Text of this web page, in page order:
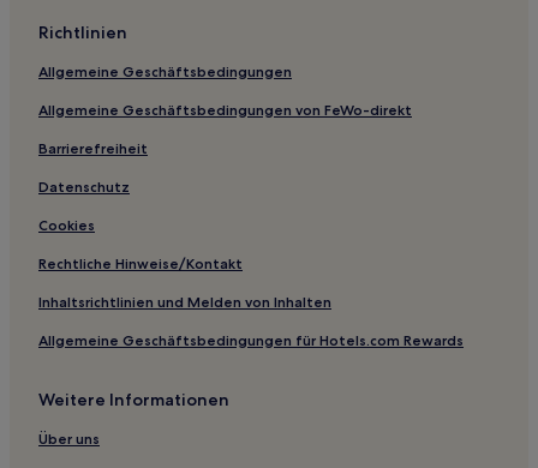
Hotels nahe Tabin-Wildreservat
Kota Klias Hotels
Kampung Dulat Dulat Hotels
Kampung Takuli Hotels
Richtlinien
Allgemeine Geschäftsbedingungen
Allgemeine Geschäftsbedingungen von FeWo-direkt
Barrierefreiheit
Datenschutz
Cookies
Rechtliche Hinweise/Kontakt
Inhaltsrichtlinien und Melden von Inhalten
Allgemeine Geschäftsbedingungen für Hotels.com Rewards
Weitere Informationen
Über uns